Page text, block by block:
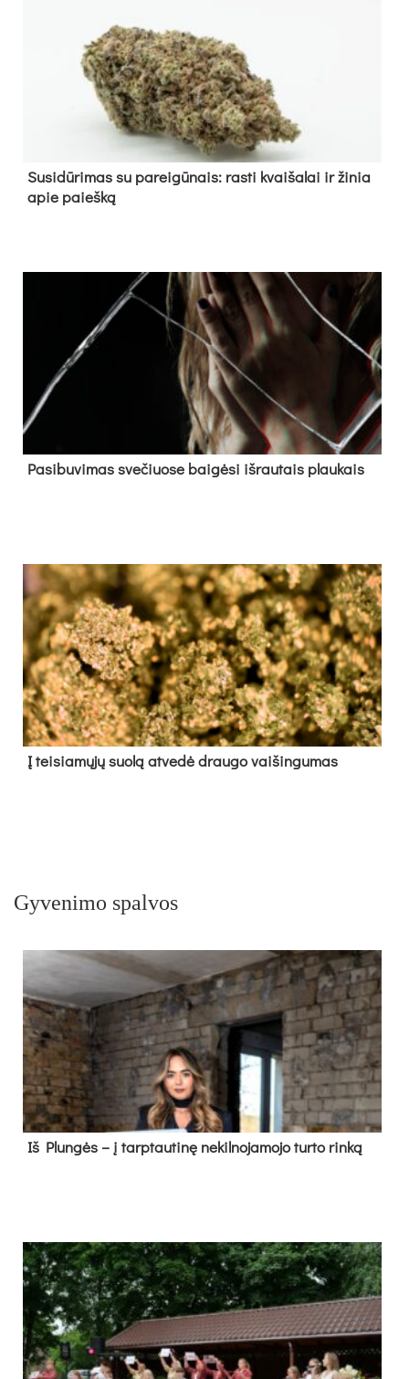
Su­si­dū­ri­mas su pa­rei­gū­nais: ras­ti kvai­ša­lai ir ži­nia
apie paieš­ką
Pa­si­bu­vi­mas sve­čiuo­se bai­gė­si iš­rau­tais plau­kais
Į tei­sia­mų­jų suo­lą at­ve­dė drau­go vai­šin­gu­mas
Gyvenimo spalvos
Iš Plungės – į tarptautinę nekilnojamojo turto rinką